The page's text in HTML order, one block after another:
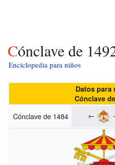
Cónclave de
Enciclopedia para niños
Datos para
Cónclave
Cónclave de 1484 ←